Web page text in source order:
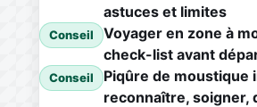
astuces et limites
Conseil
Voyager en zone à
check-list avant
Conseil
Piqûre de moustique
reconnaître, soigner,